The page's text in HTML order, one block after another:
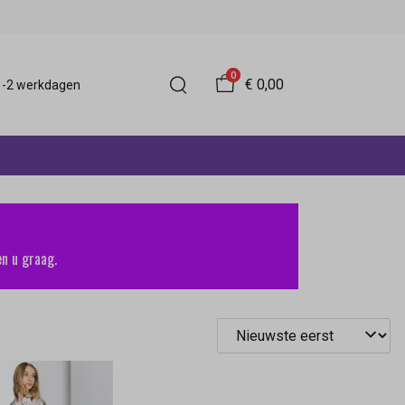
2 werkdagen
0
€ 0,00
u graag.